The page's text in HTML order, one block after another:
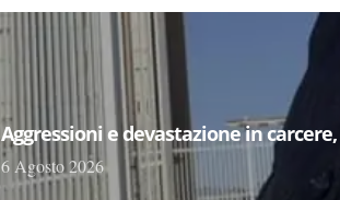
Aggressioni e devastazione in
6 Agosto 2026